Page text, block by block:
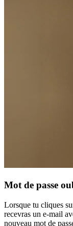
Mot de passe
Lorsque tu cliques
recevras un e-mail
nouveau mot de